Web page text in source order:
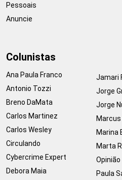
Pessoais
Anuncie
Colunistas
Ana Paula Franco
Antonio Tozzi
Breno DaMata
Carlos Martinez
Carlos Wesley
Circulando
Cybercrime Expert
Debora Maia
Jamari
Jorge
Jorge
Marcus
Marina
Marta
Opinião
Paula